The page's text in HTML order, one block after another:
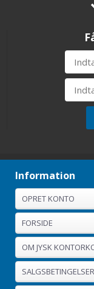
Information
OPRET KONTO
FORSIDE
OM JYSK
SALGSBETINGELSER